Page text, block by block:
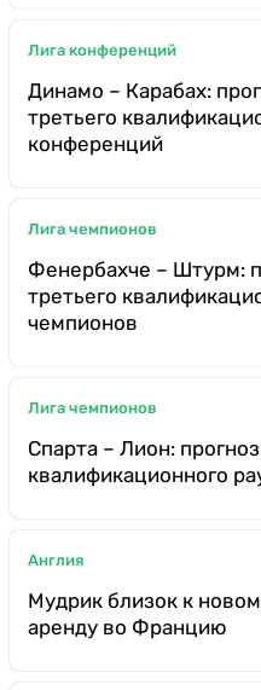
Лига конференций
Динамо – Карабах:
третьего
конференций
Лига чемпионов
Фенербахче – Штурм:
третьего
чемпионов
Лига чемпионов
Спарта – Лион:
квалификационного
Англия
Мудрик близок к
аренду во Францию